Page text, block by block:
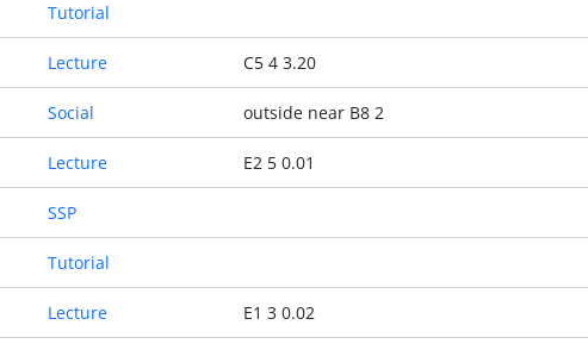
Tutorial
Lecture C5 4 3.20
Social outside near B8 2
Lecture E2 5 0.01
SSP
Tutorial
Lecture E1 3 0.02